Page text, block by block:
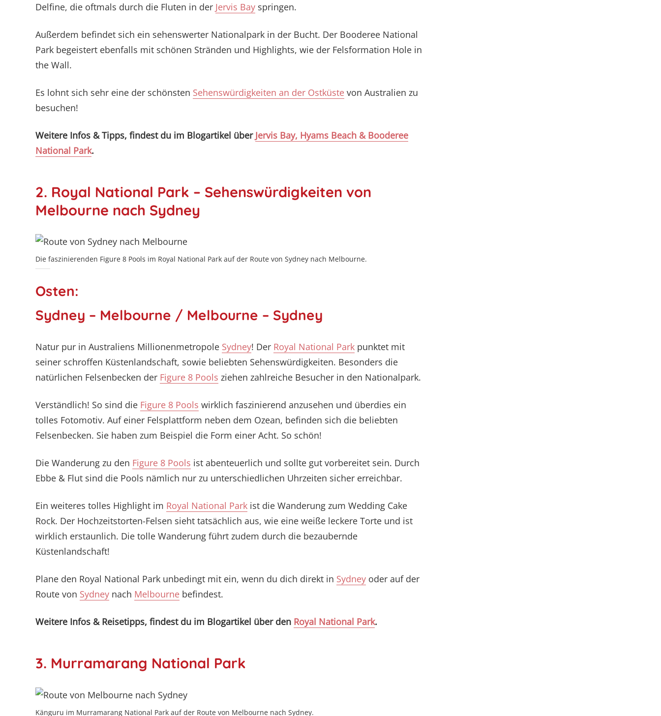
Delfine, die oftmals durch die Fluten in der Jervis Bay springen.
Außerdem befindet sich ein sehenswerter Nationalpark in der Bucht. Der Booderee National
Park begeistert ebenfalls mit schönen Stränden und Highlights, wie der Felsformation Hole in
the Wall.
Es lohnt sich sehr eine der schönsten Sehenswürdigkeiten an der Ostküste von Australien zu
besuchen!
Weitere Infos & Tipps, findest du im Blogartikel über Jervis Bay, Hyams Beach & Booderee
National Park.
2. Royal National Park – Sehenswürdigkeiten von
Melbourne nach Sydney
Die faszinierenden Figure 8 Pools im Royal National Park auf der Route von Sydney nach Melbourne.
Osten:
Sydney – Melbourne / Melbourne – Sydney
Natur pur in Australiens Millionenmetropole Sydney! Der Royal National Park punktet mit
seiner schroffen Küstenlandschaft, sowie beliebten Sehenswürdigkeiten. Besonders die
natürlichen Felsenbecken der Figure 8 Pools ziehen zahlreiche Besucher in den Nationalpark.
Verständlich! So sind die Figure 8 Pools wirklich faszinierend anzusehen und überdies ein
tolles Fotomotiv. Auf einer Felsplattform neben dem Ozean, befinden sich die beliebten
Felsenbecken. Sie haben zum Beispiel die Form einer Acht. So schön!
Die Wanderung zu den Figure 8 Pools ist abenteuerlich und sollte gut vorbereitet sein. Durch
Ebbe & Flut sind die Pools nämlich nur zu unterschiedlichen Uhrzeiten sicher erreichbar.
Ein weiteres tolles Highlight im Royal National Park ist die Wanderung zum Wedding Cake
Rock. Der Hochzeitstorten-Felsen sieht tatsächlich aus, wie eine weiße leckere Torte und ist
wirklich erstaunlich. Die tolle Wanderung führt zudem durch die bezaubernde
Küstenlandschaft!
Plane den Royal National Park unbedingt mit ein, wenn du dich direkt in Sydney oder auf der
Route von Sydney nach Melbourne befindest.
Weitere Infos & Reisetipps, findest du im Blogartikel über den Royal National Park.
3. Murramarang National Park
Känguru im Murramarang National Park auf der Route von Melbourne nach Sydney.